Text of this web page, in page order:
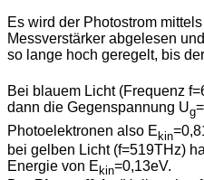
Es wird der Photostrom
Messverstärker abgelesen
so lange hoch geregelt, bis
Bei blauem Licht (Frequenz
dann die Gegenspannung Ug
Photoelektronen also Ekin
bei gelben Licht (f=519THz)
Energie von E kin=0,13eV.